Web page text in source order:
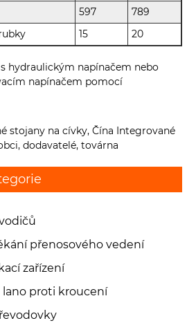
597
789
15 20
hydraulickým napínačem nebo
napínačem pomocí
stojany na cívky, Čína Integrované
dodavatelé, továrna
přenosového vedení
zařízení
proti kroucení